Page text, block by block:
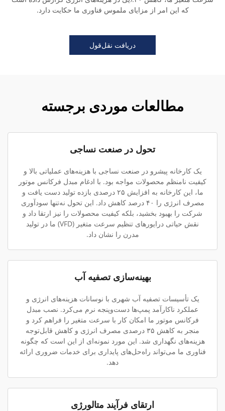
که این امر از مزایای ملموس فناوری ما حکایت دارد.
دریافت نقل‌قول
مطالعات موردی برجسته
تحول در صنعت نساجی
یک کارخانه پیشرو در صنعت نساجی با هزینه‌های عملیاتی بالا و
کیفیت نامنظم محصولات مواجه بود. با ادغام مبدل فرکانس موتور
ما، این کارخانه به افزایش ۲۵ درصدی بازده تولید دست یافت و
مصرف انرژی را ۴۰ درصد کاهش داد. این تحول نه‌تنها سودآوری
شرکت را بهبود بخشید، بلکه کیفیت محصولات را نیز ارتقا داد و
نقش حیاتی درایورهای تنظیم سرعت متغیر (VFD) ما در تولید
مدرن را نشان داد.
بهینه‌سازی تصفیه آب
یک تأسیسات تصفیه آب شهری با نوسانات هزینه‌های انرژی و
عملکرد ناکارآمد پمپ‌ها دست‌وپنجه نرم می‌کرد. نصب مبدل
فرکانس موتور ما امکان کار با سرعت متغیر را فراهم کرد و
منجر به کاهش ۳۵ درصدی مصرف انرژی و کاهش قابل‌توجه
هزینه‌های نگهداری شد. این مورد نمونه‌ای از این است که چگونه
فناوری ما می‌تواند راه‌حل‌های پایداری برای خدمات ضروری ارائه
دهد.
ارتقای فرآیند متالورژی